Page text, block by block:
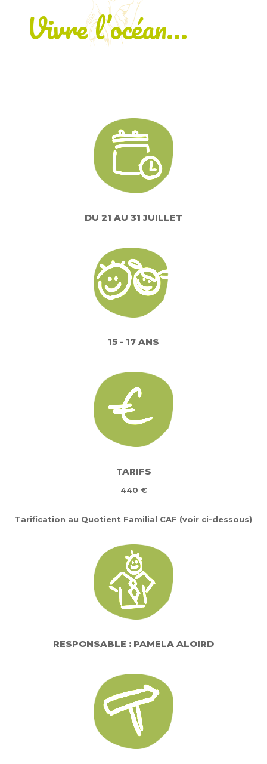
Vivre l’océan…
DU 21 AU 31 JUILLET
15 - 17 ANS
TARIFS
440 €
Tarification au Quotient Familial CAF (voir ci-dessous)
RESPONSABLE : PAMELA ALOIRD